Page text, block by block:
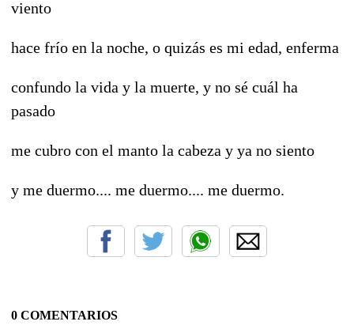
viento
hace frío en la noche, o quizás es mi edad, enferma
confundo la vida y la muerte, y no sé cuál ha
pasado
me cubro con el manto la cabeza y ya no siento
y me duermo.... me duermo.... me duermo.
0 COMENTARIOS